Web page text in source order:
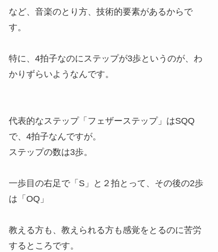
など、音楽のとり方、技術的要素があるからで
す。
特に、4拍子なのにステップが3歩というのが、わ
かりずらいようなんです。
代表的なステップ「フェザーステップ」はSQQ
で、4拍子なんですが。
ステップの数は3歩。
一歩目の右足で「S」と２拍とって、その後の2歩
は「OQ」
教える方も、教えられる方も感覚をとるのに苦労
するところです。